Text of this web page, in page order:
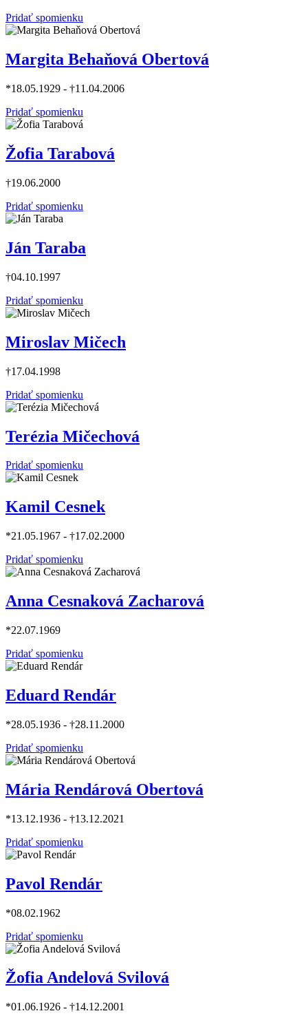
Pridať spomienku
Margita Behaňová Obertová
*18.05.1929 - †11.04.2006
Pridať spomienku
Žofia Tarabová
†19.06.2000
Pridať spomienku
Ján Taraba
†04.10.1997
Pridať spomienku
Miroslav Mičech
†17.04.1998
Pridať spomienku
Terézia Mičechová
Pridať spomienku
Kamil Cesnek
*21.05.1967 - †17.02.2000
Pridať spomienku
Anna Cesnaková Zacharová
*22.07.1969
Pridať spomienku
Eduard Rendár
*28.05.1936 - †28.11.2000
Pridať spomienku
Mária Rendárová Obertová
*13.12.1936 - †13.12.2021
Pridať spomienku
Pavol Rendár
*08.02.1962
Pridať spomienku
Žofia Andelová Svilová
*01.06.1926 - †14.12.2001